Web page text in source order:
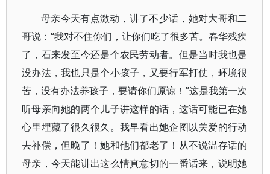
母亲今天有点激动，讲了不少话，她对大哥和二
哥说：“我对不住你们，让你们吃了很多苦。春华残疾
了，石来发至今还是个农民劳动者。但是当时我也是
没办法，我也只是个小孩子，又要行军打仗，环境很
苦，没有办法养孩子，要请你们原谅！”这是我第一次
听母亲向她的两个儿子讲这样的话，这话可能已在她
心里埋藏了很久很久。我早看出她企图以关爱的行动
去补偿，但晚了！她和他们都老了！从不说温存话的
母亲，今天能讲出这么情真意切的一番话来，说明她